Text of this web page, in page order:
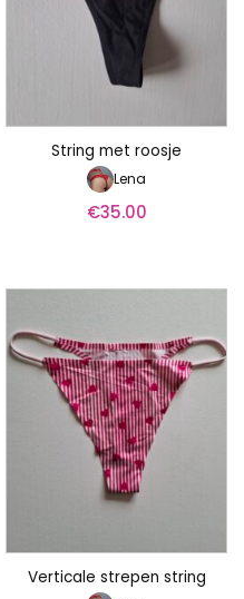
String met roosje
Lena
€35.00
Verticale strepen string